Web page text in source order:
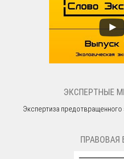
ЭКСПЕРТНЫЕ
Экспертиза
ПРАВОВАЯ